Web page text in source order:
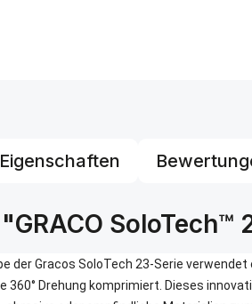
Eigenschaften
der Gracos SoloTech 23-Serie
360° Drehung komprimiert. Dieses